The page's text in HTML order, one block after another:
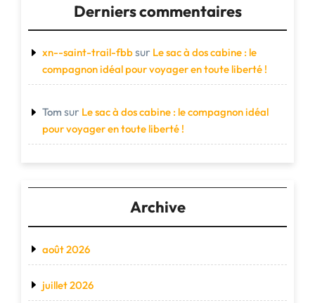
Derniers commentaires
xn--saint-trail-fbbsur Le sac à dos cabine : le
compagnon idéal pour voyager en toute liberté !
Tom sur Le sac à dos cabine : le compagnon idéal
pour voyager en toute liberté !
Archive
août 2026
juillet 2026